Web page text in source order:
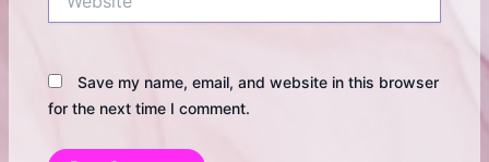
Save my name, email, and website in this browser
for the next time I comment.